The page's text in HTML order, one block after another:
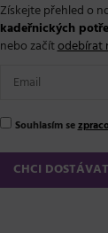
Získejte přehled o
kadeřnických
nebo začítodebírat
Souhlasím se